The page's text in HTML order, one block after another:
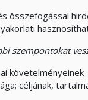
összefogással
szempontokat
követelményeinek
céljának,